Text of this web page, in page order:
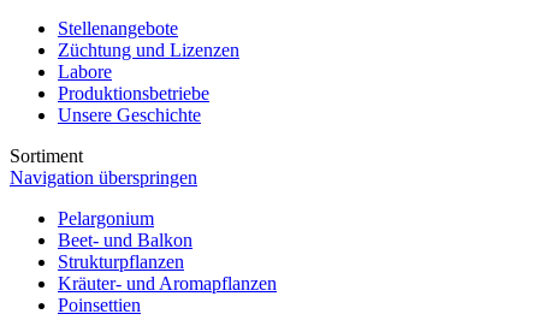
Stellenangebote
Züchtung und Lizenzen
Labore
Produktionsbetriebe
Unsere Geschichte
Sortiment
Navigation überspringen
Pelargonium
Beet- und Balkon
Strukturpflanzen
Kräuter- und Aromapflanzen
Poinsettien